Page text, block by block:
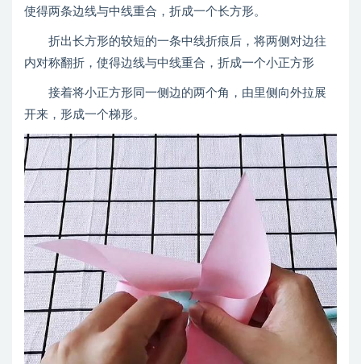
使得两条边线与中线重合，折成一个长方形。
折出长方形的较短的一条中线折痕后，将两侧对边往
内对称翻折，使得边线与中线重合，折成一个小正方形
接着将小正方形同一侧边的两个角，由里侧向外拉展
开来，形成一个梯形。